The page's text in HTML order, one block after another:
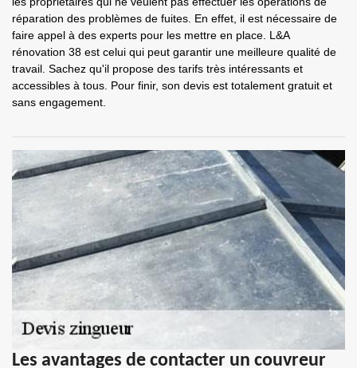
réparation des problèmes de fuites. En effet, il est nécessaire de
faire appel à des experts pour les mettre en place. L&A
rénovation 38 est celui qui peut garantir une meilleure qualité de
travail. Sachez qu'il propose des tarifs très intéressants et
accessibles à tous. Pour finir, son devis est totalement gratuit et
sans engagement.
Les avantages de contacter un couvreur